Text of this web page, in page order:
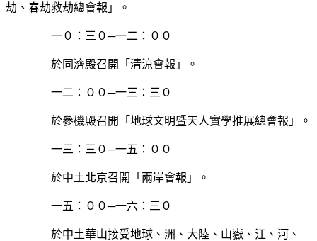
劫、春劫救劫總會報」。
一０：三０─一二：００
於同濟殿召開「清涼會報」。
一二：００─一三：三０
於參機殿召開「地球文明暨天人實學推展總會報」。
一三：三０─一五：００
於中土北京召開「兩岸會報」。
一五：００─一六：三０
於中土華山接受地球、洲、大陸、山嶽、江、河、